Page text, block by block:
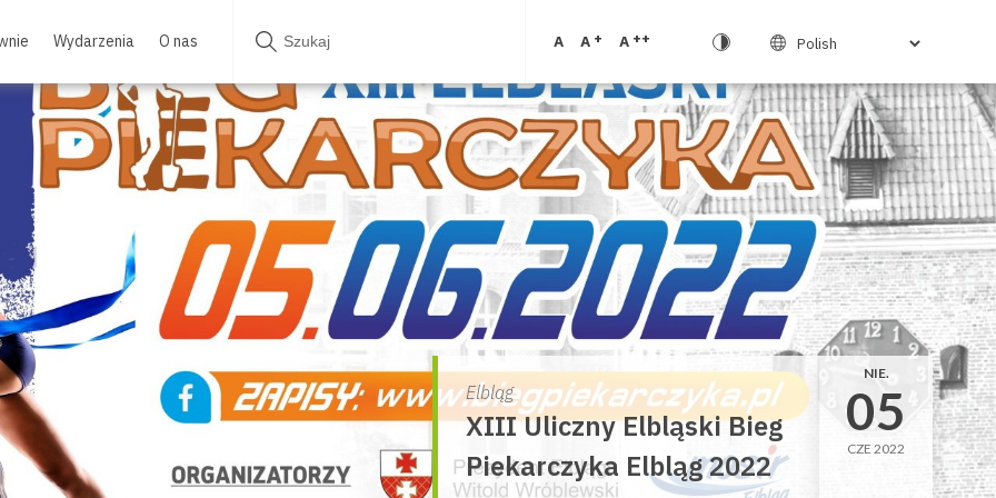
Wydarzenia O nas A A + A ++
Elbląg
XIII Uliczny Elbląski Bieg
Piekarczyka Elbląg 2022
NIE.
05
CZE 2022